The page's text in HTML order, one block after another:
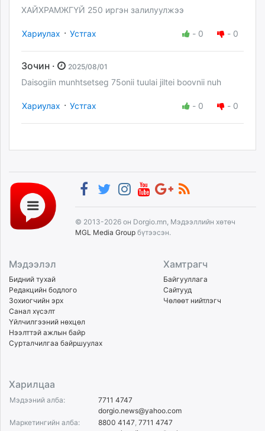
ХАЙХРАМЖГҮЙ 250 иргэн залилуулжээ
Хариулах · Устгах - 0 - 0
Зочин · 2025/08/01
Daisogiin munhtsetseg 75onii tuulai jiltei boovnii nuh
Хариулах · Устгах - 0 - 0
© 2013-2026 он Dorgio.mn, Мэдээллийн хөтөч
MGL Media Group бүтээсэн.
Мэдээлэл
Бидний тухай
Редакцийн бодлого
Зохиогчийн эрх
Санал хүсэлт
Үйлчилгээний нөхцөл
Нээлттэй ажлын байр
Сурталчилгаа байршуулах
Хамтрагч
Байгууллага
Сайтууд
Чөлөөт нийтлэгч
Харилцаа
Мэдээний алба:
7711 4747
dorgio.news@yahoo.com
Маркетингийн алба:
8800 4147, 7711 4747